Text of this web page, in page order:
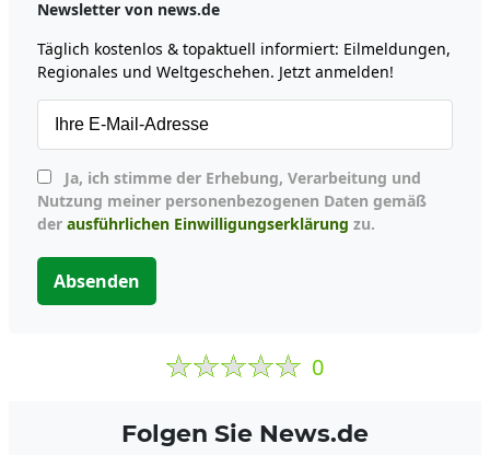
Newsletter von news.de
Täglich kostenlos & topaktuell informiert: Eilmeldungen,
Regionales und Weltgeschehen. Jetzt anmelden!
Nutzung meiner personenbezogenen Daten gemäß
der ausführlichen Einwilligungserklärung zu.
Absenden
0
Folgen Sie News.de